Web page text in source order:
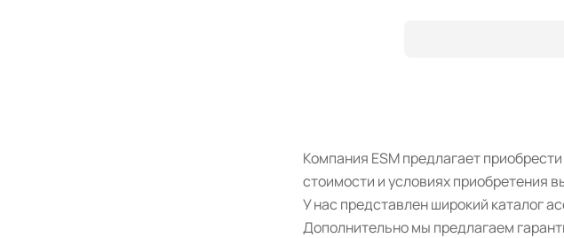
Компания ESM предлагает
стоимости и условиях приобретения
У нас представлен широкий каталог
Дополнительно мы предлагаем